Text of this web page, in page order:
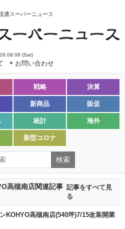
通スーパーニュース
(Sat)
お問い合わせ
戦略 決算
新商品 販促
統計 海外
新型コロナ
高槻南店関連記事 記事をすべて見
る
KOHYO高槻南店(540坪)7/15改装開業